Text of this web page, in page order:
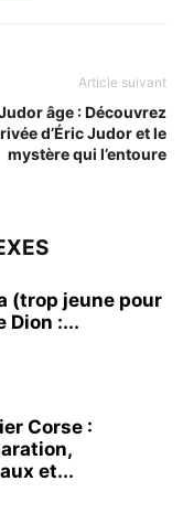
Article suivant
âge : Découvrez
d’Éric Judor et le
mystère qui l’entoure
(trop jeune pour
Dion :...
Corse :
et...